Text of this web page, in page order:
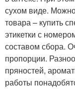
сухом виде.
товара – купить
этикетки с
составом сбора.
пропорции.
пряностей,
работы